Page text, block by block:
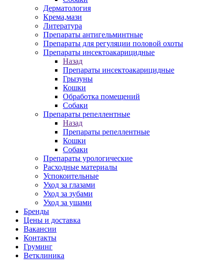
Дерматология
Крема,мази
Литература
Препараты антигельминтные
Препараты для регуляции половой охоты
Препараты инсектоакарицидные
Назад
Препараты инсектоакарицидные
Грызуны
Кошки
Обработка помещений
Собаки
Препараты репеллентные
Назад
Препараты репеллентные
Кошки
Собаки
Препараты урологические
Расходные материалы
Успокоительные
Уход за глазами
Уход за зубами
Уход за ушами
Бренды
Цены и доставка
Вакансии
Контакты
Груминг
Ветклиника